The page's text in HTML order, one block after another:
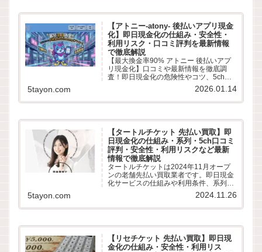
【アトニー-atony- 後払いアプリ現金
化】即日現金化の仕組み・安全性・
利用リスク・口コミ評判を最新情報
で徹底解説
【最大換金率90% アトニー 後払いアプ
リ現金化】口コミや最新情報を徹底調
査！即日現金化の危険性やコツ、5chや
知恵袋から最新換金率相場・振込スピー
5tayon.com 2026.01.14
【タートルチケット 先払い買取】即
日現金化の仕組み・系列・5ch口コミ
評判・安全性・利用リスクなど最新
情報で徹底解説
タートルチケットは2024年11月オープ
ンの老舗先払い買取業者です。即日現金
化サービスの仕組みや利用条件、系列業
者情報、5ちゃんねるなどから利用者の
実際の口コミ評判を徹底調査しました。
LINE完結の申込方法や特徴、注意点など
5tayon.com 2024.11.26
【リセチケット 先払い買取】即日現
金化の仕組み・安全性・利用リス